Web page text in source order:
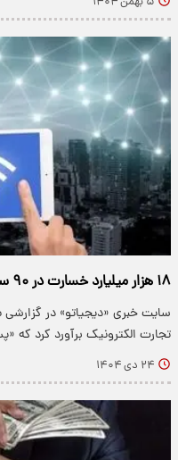
۱۸ هزار میلیارد خسارت در ۹۰ ساعت از قطعی اینترنت وارد شد
سایت خبری «دیجیاتو» در گزارشی
تجارت الکترونیک برآورد کرد که «پس
۲۴ دی ۱۴۰۴